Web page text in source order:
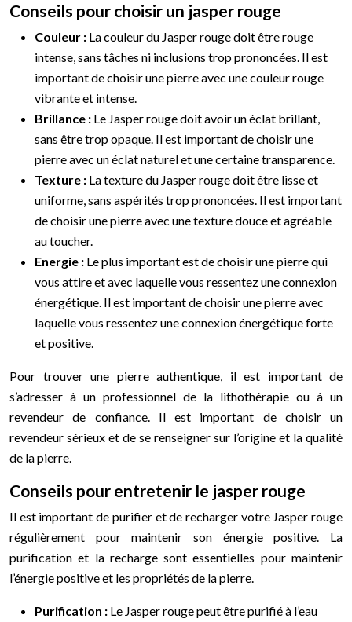
Conseils pour choisir un jasper rouge
Couleur : La couleur du Jasper rouge doit être rouge
intense, sans tâches ni inclusions trop prononcées. Il est
important de choisir une pierre avec une couleur rouge
vibrante et intense.
Brillance : Le Jasper rouge doit avoir un éclat brillant,
sans être trop opaque. Il est important de choisir une
pierre avec un éclat naturel et une certaine transparence.
Texture : La texture du Jasper rouge doit être lisse et
uniforme, sans aspérités trop prononcées. Il est important
de choisir une pierre avec une texture douce et agréable
au toucher.
Energie : Le plus important est de choisir une pierre qui
vous attire et avec laquelle vous ressentez une connexion
énergétique. Il est important de choisir une pierre avec
laquelle vous ressentez une connexion énergétique forte
et positive.
Pour trouver une pierre authentique, il est important de
s’adresser à un professionnel de la lithothérapie ou à un
revendeur de confiance. Il est important de choisir un
revendeur sérieux et de se renseigner sur l’origine et la qualité
de la pierre.
Conseils pour entretenir le jasper rouge
Il est important de purifier et de recharger votre Jasper rouge
régulièrement pour maintenir son énergie positive. La
purification et la recharge sont essentielles pour maintenir
l’énergie positive et les propriétés de la pierre.
Purification : Le Jasper rouge peut être purifié à l’eau